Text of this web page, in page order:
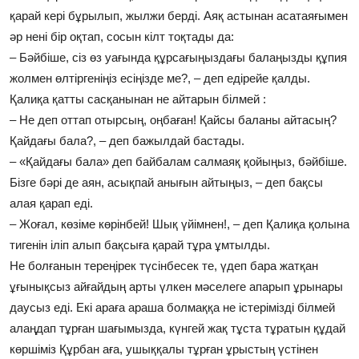
қарай кері бұрылып, жылжи берді. Аяқ астынан асатаяғымен
әр нені бір оқтап, сосын кілт тоқтады да:
– Бәйбіше, сіз өз уағында құрсағыңыздағы балаңызды құпия
жолмен өлтіргеніңіз есіңізде ме?, – деп едірейе қалды.
Қалиқа қатты сасқанынан не айтарын білмей :
– Не деп оттап отырсың, оңбаған! Қайсы баланы айтасың?
Қайдағы бала?, – деп бажылдай бастады.
– «Қайдағы бала» деп байбалам салмаяқ қойыңыз, бәйбіше.
Бізге бәрі де аян, асықпай анығын айтыңыз, – деп бақсы
алая қарап еді.
– Жоғал, көзіме көрінбей! Шық үйімнен!, – деп Қалиқа қолына
тигенін іліп алып бақсыға қарай тұра ұмтылды.
Не болғанын тереңірек түсінбесек те, үдеп бара жатқан
ұғынықсыз айғайдың арты үлкен мәселеге апарып ұрынары
даусыз еді. Екі араға араша болмаққа не істерімізді білмей
алаңдап тұрған шағымызда, күнгей жақ тұста тұратын құдай
көршіміз Құрбан аға, ушыққалы тұрған ұрыстың үстінен